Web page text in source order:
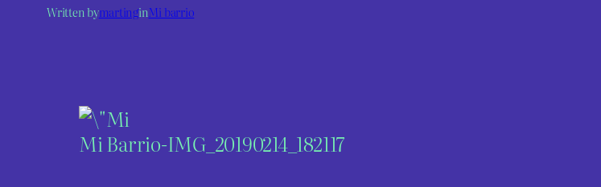
Written bymartinginMi barrio
Mi Barrio-IMG_20190214_182117